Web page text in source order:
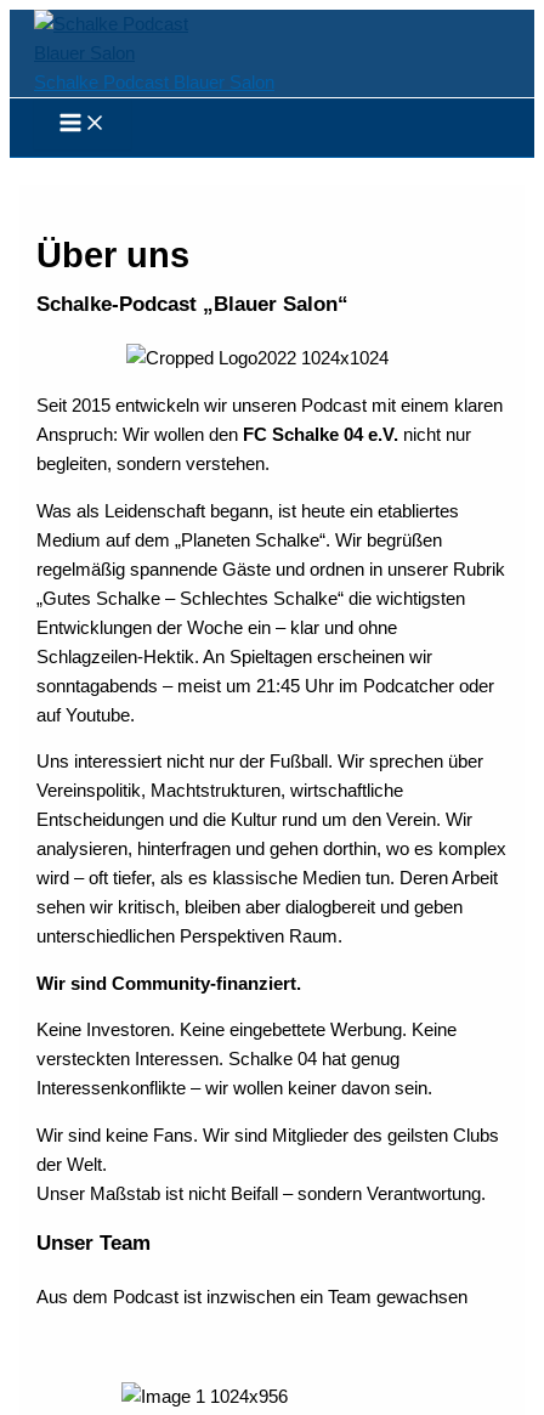
Zum
springen
Schalke Podcast Blauer Salon
Über uns
Schalke-Podcast „Blauer Salon“
Seit 2015 entwickeln wir unseren Podcast mit einem klaren
Anspruch: Wir wollen den FC Schalke 04 e.V. nicht nur
begleiten, sondern verstehen.
Was als Leidenschaft begann, ist heute ein etabliertes
Medium auf dem „Planeten Schalke“. Wir begrüßen
regelmäßig spannende Gäste und ordnen in unserer Rubrik
„Gutes Schalke – Schlechtes Schalke“ die wichtigsten
Entwicklungen der Woche ein – klar und ohne
Schlagzeilen-Hektik. An Spieltagen erscheinen wir
sonntagabends – meist um 21:45 Uhr im Podcatcher oder
auf Youtube.
Uns interessiert nicht nur der Fußball. Wir sprechen über
Vereinspolitik, Machtstrukturen, wirtschaftliche
Entscheidungen und die Kultur rund um den Verein. Wir
analysieren, hinterfragen und gehen dorthin, wo es komplex
wird – oft tiefer, als es klassische Medien tun. Deren Arbeit
sehen wir kritisch, bleiben aber dialogbereit und geben
unterschiedlichen Perspektiven Raum.
Wir sind Community-finanziert.
Keine Investoren. Keine eingebettete Werbung. Keine
versteckten Interessen. Schalke 04 hat genug
Interessenkonflikte – wir wollen keiner davon sein.
Wir sind keine Fans. Wir sind Mitglieder des geilsten Clubs
der Welt.
Unser Maßstab ist nicht Beifall – sondern Verantwortung.
Unser Team
Aus dem Podcast ist inzwischen ein Team gewachsen